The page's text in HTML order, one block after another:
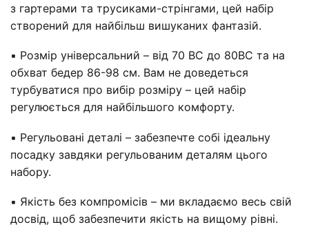
з гартерами та трусиками-стрінгами, цей набір
створений для найбільш вишуканих фантазій.
▪️ Розмір універсальний – від 70 ВС до 80ВС та на
обхват бедер 86-98 см. Вам не доведеться
турбуватися про вибір розміру – цей набір
регулюється для найбільшого комфорту.
▪️ Регульовані деталі – забезпечте собі ідеальну
посадку завдяки регульованим деталям цього
набору.
▪️ Якість без компромісів – ми вкладаємо весь свій
досвід, щоб забезпечити якість на вищому рівні.